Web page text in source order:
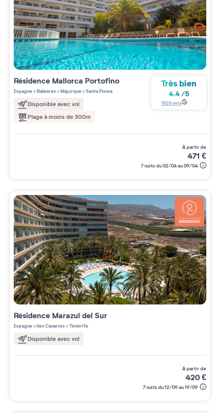
Résidence Mallorca Portofino
Espagne>Baléares>Majorque>Santa Ponsa
Disponible avec vol
Plage à moins de 300m
Très bien
4.4/5
1826avis
à partir de
471 €
7 nuits du 02/04 au 09/04
Résidence Marazul del Sur
Espagne>Iles Canaries>Ténérife
Disponible avec vol
à partir de
420€
7 nuits du 12/09 au 19/09